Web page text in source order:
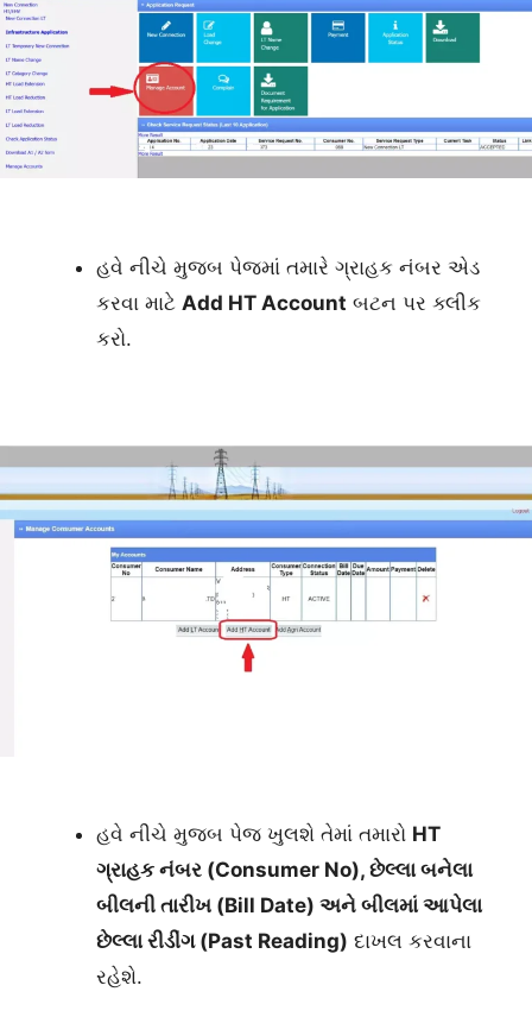
હવે નીચે મુજબ પેજમાં તમારે ગ્રાહક નંબર એડ
કરવા માટે Add HT Account બટન પર ક્લીક
કરો.
હવે નીચે મુજબ પેજ ખુલશે તેમાં તમારો HT
ગ્રાહક નંબર (Consumer No), છેલ્લા બનેલા
બીલની તારીખ (Bill Date) અને બીલમાં આપેલા
છેલ્લા રીડીંગ (Past Reading) દાખલ કરવાના
રહેશે.